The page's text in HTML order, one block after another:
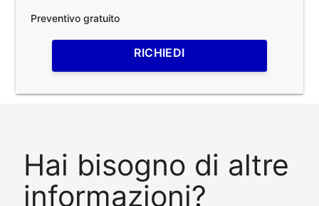
Preventivo gratuito
RICHIEDI
Hai bisogno di altre
informazioni?